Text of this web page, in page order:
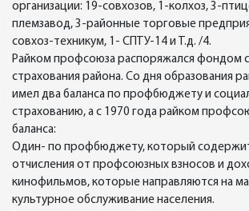
организации: 19-совхозов, 1-колхоз, 3-
племзавод, 3-районные торговые
совхоз-техникум, 1- СПТУ-14 и Т.д. /4.
Райком профсоюза распоряжался фондом
страхования района. Со дня образования
имел два баланса по профбюджету и
страхованию, а с 1970 года райком
баланса:
Один- по профбюджету, который
отчисления от профсоюзных взносов и
кинофильмов, которые направляются на
культурное обслуживание населения.